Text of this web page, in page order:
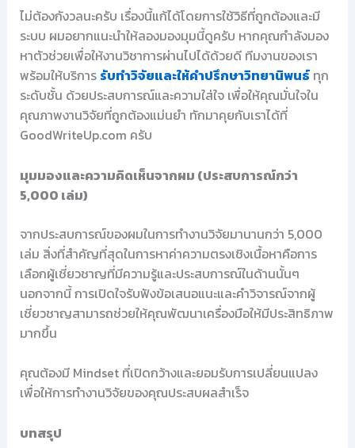
ไม่ต้องกังวลนะครับ เรื่องนี้แก้ได้โดยการใช้วิธีที่ถูกต้องและมี
ระบบ ผมอยากแนะนำให้ลองมองมุมนี้ดูครับ หากคุณกำลังมอง
หาตัวช่วยเพื่อให้งานวิชาการผ่านไปได้ด้วยดี ทีมงานของเรา
พร้อมให้บริการ รับทำวิจัยและให้คำปรึกษาวิทยานิพนธ์ทุก
ระดับชั้น ด้วยประสบการณ์และความใส่ใจ เพื่อให้คุณมั่นใจใน
คุณภาพงานวิจัยที่ถูกต้องแม่นยำ ทักมาคุยกับเราได้ที่
GoodWriteUp.com ครับ
มุมมองและความคิดเห็นจากผม (ประสบการณ์กว่า
5,000 เล่ม)
จากประสบการณ์ของผมในการทำงานวิจัยมานานกว่า 5,000
เล่ม สิ่งที่สำคัญที่สุดในการหาค่าความตรงเชิงเนื้อหาคือการ
เลือกผู้เชี่ยวชาญที่มีความรู้และประสบการณ์ในด้านนั้นๆ
นอกจากนี้ การเปิดใจรับฟังข้อเสนอแนะและคำวิจารณ์จากผู้
เชี่ยวชาญสามารถช่วยให้คุณพัฒนาเครื่องมือให้มีประสิทธิภาพ
มากขึ้น
คุณต้องมี Mindset ที่เปิดกว้างและยอมรับการเปลี่ยนแปลง
เพื่อให้การทำงานวิจัยของคุณประสบผลสำเร็จ
บทสรุป